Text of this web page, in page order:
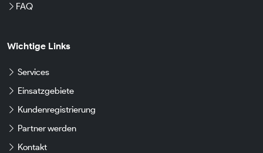
FAQ
Wichtige Links
Services
Einsatzgebiete
Kundenregistrierung
Partner werden
Kontakt